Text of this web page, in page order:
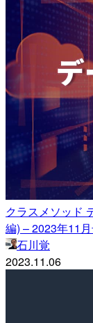
クラスメソッド
編) – 2023年11
石川覚
2023.11.06